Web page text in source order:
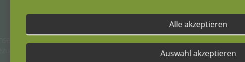
Erbsensorten LISA und MAXIGOLT stammen aus zwei
auf die Nutzungsrichtung.
Alle akzeptieren
Auswahl akzeptieren